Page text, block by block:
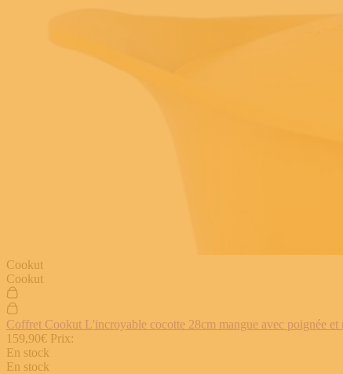
Cookut
Cookut
Coffret Cookut L'incroyable cocotte 28cm mangue avec poignée
159,90€ Prix:
En stock
En stock